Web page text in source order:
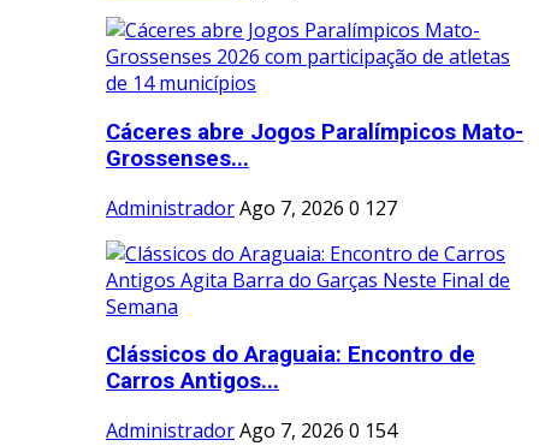
Cáceres abre Jogos Paralímpicos Mato-
Grossenses...
AdministradorAgo 7, 2026 0 127
Clássicos do Araguaia: Encontro de
Carros Antigos...
AdministradorAgo 7, 2026 0 154